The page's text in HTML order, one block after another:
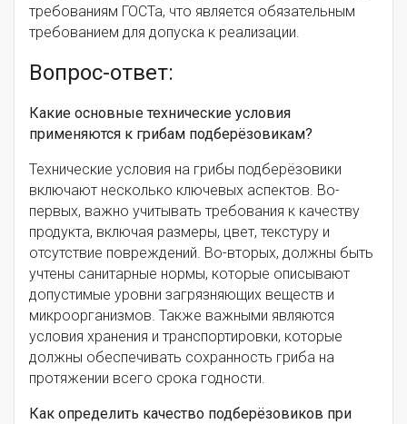
требованиям ГОСТа, что является обязательным
требованием для допуска к реализации.
Вопрос-ответ:
Какие основные технические условия
применяются к грибам подберёзовикам?
Технические условия на грибы подберёзовики
включают несколько ключевых аспектов. Во-
первых, важно учитывать требования к качеству
продукта, включая размеры, цвет, текстуру и
отсутствие повреждений. Во-вторых, должны быть
учтены санитарные нормы, которые описывают
допустимые уровни загрязняющих веществ и
микроорганизмов. Также важными являются
условия хранения и транспортировки, которые
должны обеспечивать сохранность гриба на
протяжении всего срока годности.
Как определить качество подберёзовиков при